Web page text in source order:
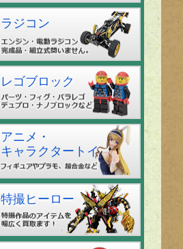
ラジコン
レゴブロック
アニメ・
キャラクタートイ
特撮ヒーロー